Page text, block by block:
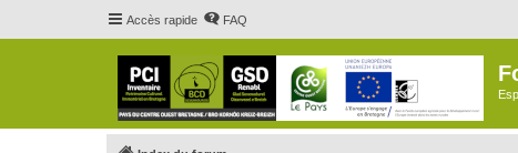
Accès rapide FAQ